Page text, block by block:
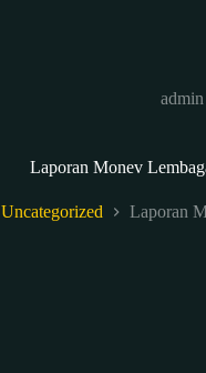
admin
Laporan Monev
Uncategorized Laporan